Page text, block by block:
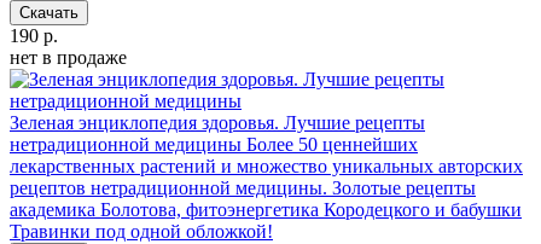
Скачать
190 р.
нет в продаже
Зеленая энциклопедия здоровья. Лучшие рецепты
нетрадиционной медицины Более 50 ценнейших
лекарственных растений и множество уникальных авторских
рецептов нетрадиционной медицины. Золотые рецепты
академика Болотова, фитоэнергетика Кородецкого и бабушки
Травинки под одной обложкой!